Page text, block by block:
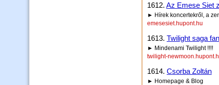
1612. Az Emese Siet
► Hírek koncertekről, a
emesesiet.hupont.hu
1613. Twilight saga
► Mindenami Twilight !!!!
twilight-
1614. Csorba Zoltán
► Homepage & Blog